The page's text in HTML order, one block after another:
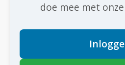
doe mee met